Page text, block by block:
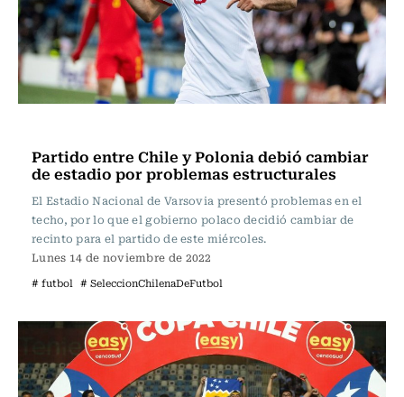
Partido entre Chile y Polonia debió cambiar
de estadio por problemas estructurales
El Estadio Nacional de Varsovia presentó problemas en el
techo, por lo que el gobierno polaco decidió cambiar de
recinto para el partido de este miércoles.
Lunes 14 de noviembre de 2022
# futbol # SeleccionChilenaDeFutbol